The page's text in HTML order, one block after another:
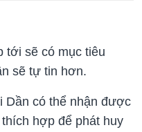
tới sẽ có mục tiêu
sẽ tự tin hơn.
Dần có thể nhận được
hợp để phát huy